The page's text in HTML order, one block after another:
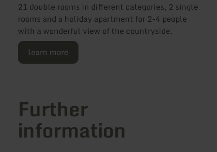
21 double rooms in different categories, 2 single
rooms and a holiday apartment for 2-4 people
with a wonderful view of the countryside.
learn more
Further
information